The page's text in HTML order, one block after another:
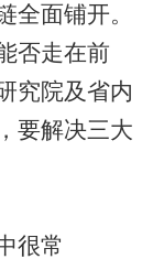
全面铺开。
否走在前
究院及省内
要解决三大
很常